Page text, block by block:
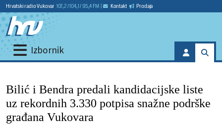
Hrvatski radio Vukovar 107,2 / 104,1 / 95,4 FM Kontakt Prodaja
Izbornik
Bilić i Bendra predali kandidacijske liste
uz rekordnih 3.330 potpisa snažne podrške
građana Vukovara